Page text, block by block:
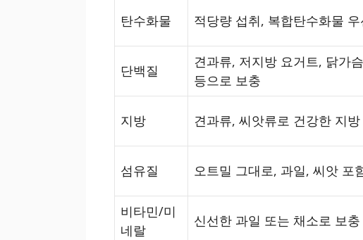
탄수화물 적당량 섭취, 복합탄수화물 우
단백질
견과류, 저지방 요거트, 닭가
등으로 보충
지방 견과류, 씨앗류로 건강한 지방
섬유질 오트밀 그대로, 과일, 씨앗 포
비타민/미
네랄
신선한 과일 또는 채소로 보충